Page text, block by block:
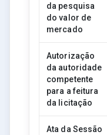
da pesquisa
do valor de
mercado
Autorização
da autoridade
competente
para a feitura
da licitação
Ata da Sessão